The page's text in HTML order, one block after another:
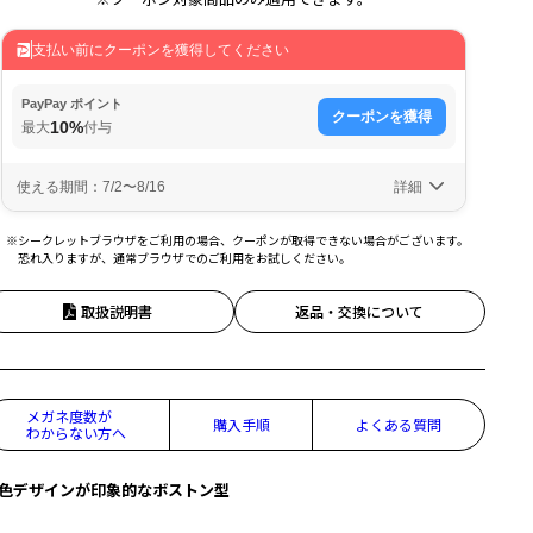
※シークレットブラウザをご利用の場合、クーポンが取得できない場合がございます。
恐れ入りますが、通常ブラウザでのご利用をお試しください。
取扱説明書 返品・交換について
メガネ度数が
わからない方へ
購入手順 よくある質問
デザインが印象的なボストン型